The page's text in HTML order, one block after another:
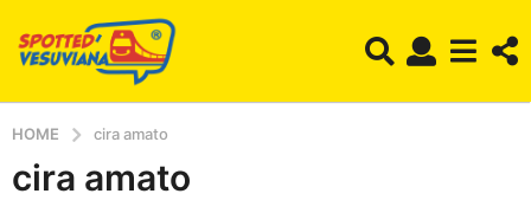
HOME cira amato
cira amato